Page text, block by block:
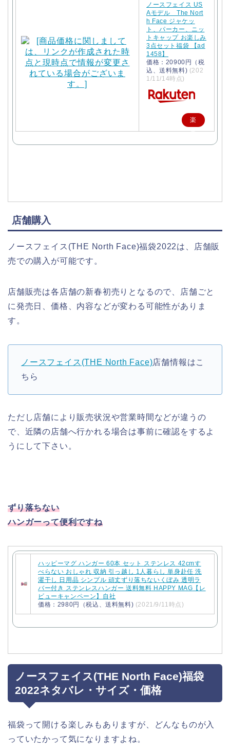
ノースフェイス US
Aモデル The Nort
h Face ジャケッ
ト、パーカー、ニッ
トキャップ お楽しみ
3点セット福袋 【ad
1458】
価格：20900円（税
込、送料無料) (202
1/11/14時点)
楽
天
店舗購入
ノースフェイス(THE North Face)福袋2022は、店舗販
売での購入が可能です。
店舗販売は各店舗の新春初売りとなるので、店舗ごと
に発売日、価格、内容などが変わる可能性がありま
す。
ノースフェイス(THE North Face)店舗情報はこ
ちら
ただし店舗により販売状況や営業時間などが違うの
で、近隣の店舗へ行かれる場合は事前に確認をするよ
うにして下さい。
ずり落ちない
ハンガーって便利ですね
ハッピーマグ ハンガー 60本 セット ステンレス 42cmす
べらない おしゃれ 収納 引っ越し 1人暮らし 単身赴任 洗
濯干し 日用品 シンプル 頑丈ずり落ちないくぼみ 透明ラ
バー付き ステンレスハンガー 送料無料 HAPPY MAG【レ
ビューキャンペーン】自社
価格：2980円（税込、送料無料) (2021/9/11時点)
ノースフェイス(THE North Face)福袋
2022ネタバレ・サイズ・価格
福袋って開ける楽しみもありますが、どんなものが入
っていたかって気になりますよね。